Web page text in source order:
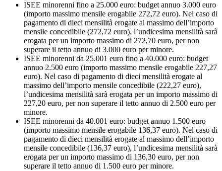
ISEE minorenni fino a 25.000 euro: budget annuo 3.000 euro
(importo massimo mensile erogabile 272,72 euro). Nel caso di
pagamento di dieci mensilità erogate al massimo dell’importo
mensile concedibile (272,72 euro), l’undicesima mensilità sarà
erogata per un importo massimo di 272,70 euro, per non
superare il tetto annuo di 3.000 euro per minore.
ISEE minorenni da 25.001 euro fino a 40.000 euro: budget
annuo 2.500 euro (importo massimo mensile erogabile 227,27
euro). Nel caso di pagamento di dieci mensilità erogate al
massimo dell’importo mensile concedibile (222,27 euro),
l’undicesima mensilità sarà erogata per un importo massimo di
227,20 euro, per non superare il tetto annuo di 2.500 euro per
minore.
ISEE minorenni da 40.001 euro: budget annuo 1.500 euro
(importo massimo mensile erogabile 136,37 euro). Nel caso di
pagamento di dieci mensilità erogate al massimo dell’importo
mensile concedibile (136,37 euro), l’undicesima mensilità sarà
erogata per un importo massimo di 136,30 euro, per non
superare il tetto annuo di 1.500 euro per minore.